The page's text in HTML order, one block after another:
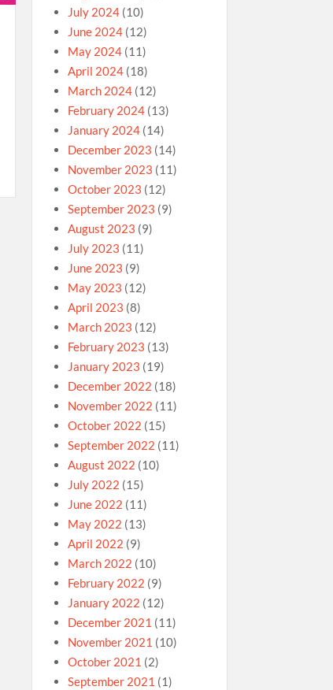
July 2024(10)
June 2024(12)
May 2024(11)
April 2024(18)
March 2024(12)
February 2024(13)
January 2024(14)
December 2023 (14)
November 2023 (11)
October 2023 (12)
September 2023 (9)
August 2023 (9)
July 2023 (11)
June 2023 (9)
May 2023 (12)
April 2023 (8)
March 2023 (12)
February 2023 (13)
January 2023 (19)
December 2022 (18)
November 2022 (11)
October 2022 (15)
September 2022 (11)
August 2022 (10)
July 2022 (15)
June 2022 (11)
May 2022 (13)
April 2022 (9)
March 2022 (10)
February 2022 (9)
January 2022 (12)
December 2021 (11)
November 2021 (10)
October 2021 (2)
September 2021 (1)